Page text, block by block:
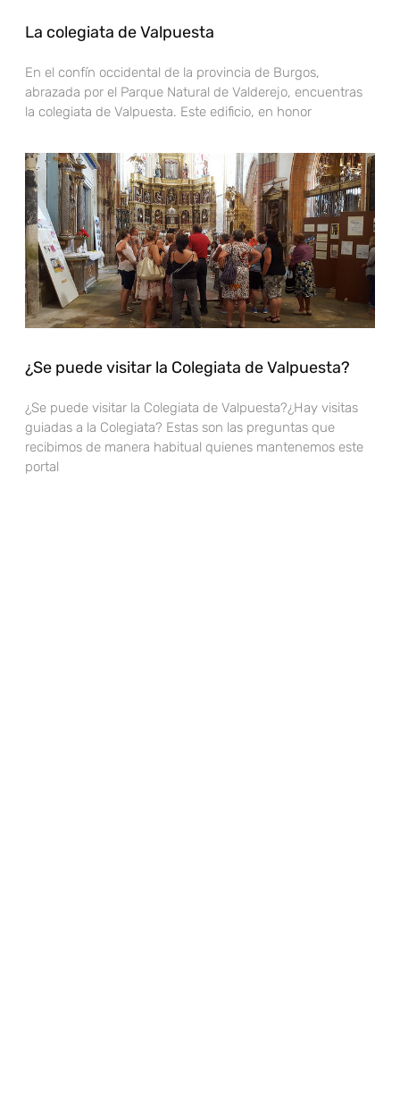
La colegiata de Valpuesta
En el confín occidental de la provincia de Burgos,
abrazada por el Parque Natural de Valderejo, encuentras
la colegiata de Valpuesta. Este edificio, en honor
¿Se puede visitar la Colegiata de Valpuesta?
¿Se puede visitar la Colegiata de Valpuesta?¿Hay visitas
guiadas a la Colegiata? Estas son las preguntas que
recibimos de manera habitual quienes mantenemos este
portal